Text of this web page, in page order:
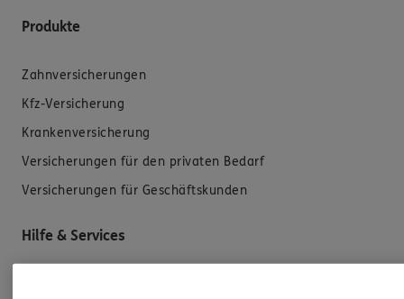
Produkte
Zahnversicherungen
Kfz-Versicherung
Krankenversicherung
Versicherungen für den privaten Bedarf
Versicherungen für Geschäftskunden
Hilfe & Services